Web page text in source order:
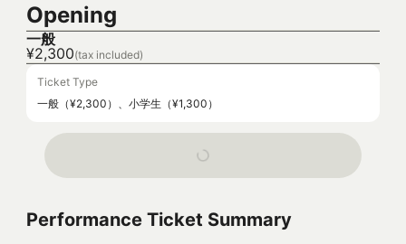
Opening
一般
¥2,300(tax included)
Ticket Type
一般（¥2,300）、小学生（¥1,300）
Performance Ticket Summary